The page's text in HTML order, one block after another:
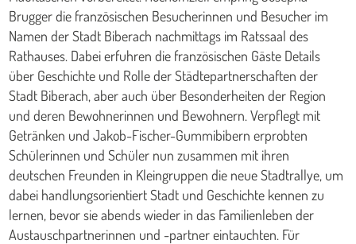
Brugger die französischen Besucherinnen und Besucher im
Namen der Stadt Biberach nachmittags im Ratssaal des
Rathauses. Dabei erfuhren die französischen Gäste Details
über Geschichte und Rolle der Städtepartnerschaften der
Stadt Biberach, aber auch über Besonderheiten der Region
und deren Bewohnerinnen und Bewohnern. Verpflegt mit
Getränken und Jakob-Fischer-Gummibibern erprobten
Schülerinnen und Schüler nun zusammen mit ihren
deutschen Freunden in Kleingruppen die neue Stadtrallye, um
dabei handlungsorientiert Stadt und Geschichte kennen zu
lernen, bevor sie abends wieder in das Familienleben der
Austauschpartnerinnen und -partner eintauchten. Für